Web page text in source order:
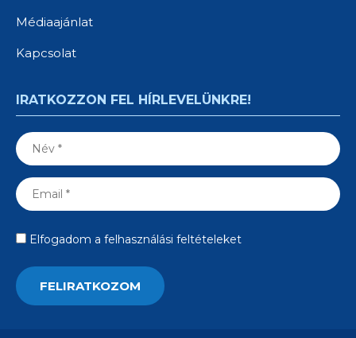
Médiaajánlat
Kapcsolat
IRATKOZZON FEL HÍRLEVELÜNKRE!
Elfogadom a felhasználási feltételeket